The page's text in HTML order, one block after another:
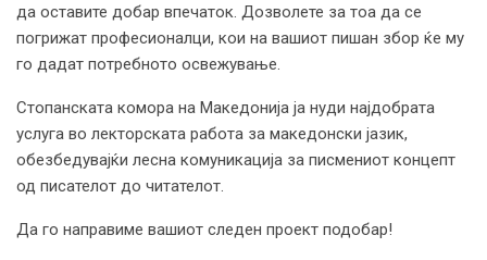
да оставите добар впечаток. Дозволете за тоа да се
погрижат професионалци, кои на вашиот пишан збор ќе му
го дадат потребното освежување.
Стопанската комора на Македонија ја нуди најдобрата
услуга во лекторската работа за македонски јазик,
обезбедувајќи лесна комуникација за писмениот концепт
од писателот до читателот.
Да го направиме вашиот следен проект подобар!